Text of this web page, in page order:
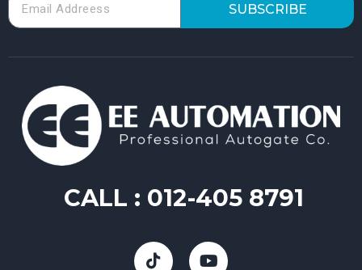
SUBSCRIBE
CALL : 012-405 8791